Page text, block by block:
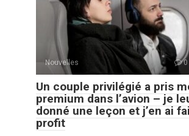
Nouvelles 0
Un couple privilégié a pris
premium dans l’avion – je
donné une leçon et j’en ai
profit